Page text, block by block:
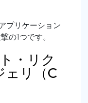
プリケーション
の1つです。
・リク
ェリ（C